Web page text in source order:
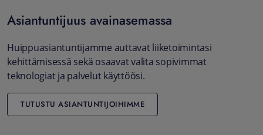
Asiantuntijuus avainasemassa
Huippuasiantuntijamme auttavat liiketoimintasi
kehittämisessä sekä osaavat valita sopivimmat
teknologiat ja palvelut käyttöösi.
TUTUSTU ASIANTUNTIJOIHIMME